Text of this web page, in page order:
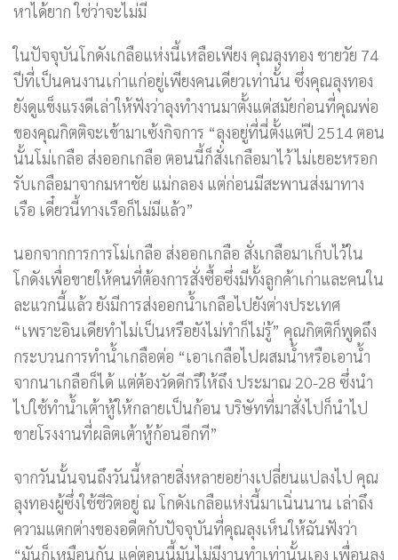
หาได้ยาก ใช่ว่าจะไม่มี
ในปัจจุบันโกดังเกลือแห่งนี้เหลือเพียง คุณลุงทอง ชายวัย 74
ปีที่เป็นคนงานเก่าแก่อยู่เพียงคนเดียวเท่านั้น ซึ่งคุณลุงทอง
ยังดูแข็งแรงดีเล่าให้ฟังว่าลุงทำงานมาตั้งแต่สมัยก่อนที่คุณพ่อ
ของคุณกิตติจะเข้ามาเซ้งกิจการ “ลุงอยู่ที่นี่ตั้งแต่ปี 2514 ตอน
นั้นโม่เกลือ ส่งออกเกลือ ตอนนี้ก็สั่งเกลือมาไว้ ไม่เยอะหรอก
รับเกลือมาจากมหาชัย แม่กลอง แต่ก่อนมีสะพานส่งมาทาง
เรือ เดี๋ยวนี้ทางเรือก็ไม่มีแล้ว”
นอกจากการการโม่เกลือ ส่งออกเกลือ สั่งเกลือมาเก็บไว้ใน
โกดังเพื่อขายให้คนที่ต้องการสั่งซื้อซึ่งมีทั้งลูกค้าเก่าและคนใน
ละแวกนี้แล้ว ยังมีการส่งออกน้ำเกลือไปยังต่างประเทศ
“เพราะอินเดียทำไม่เป็นหรือยังไม่ทำก็ไม่รู้” คุณกิตติก็พูดถึง
กระบวนการทำน้ำเกลือต่อ “เอาเกลือไปผสมน้ำหรือเอาน้ำ
จากนาเกลือก็ได้ แต่ต้องวัดดีกรีให้ถึง ประมาณ 20-28 ซึ่งนำ
ไปใช้ทำน้ำเต้าหู้ให้กลายเป็นก้อน บริษัทที่มาสั่งไปก็นำไป
ขายโรงงานที่ผลิตเต้าหู้ก้อนอีกที”
จากวันนั้นจนถึงวันนี้หลายสิ่งหลายอย่างเปลี่ยนแปลงไป คุณ
ลุงทองผู้ซึ่งใช้ชีวิตอยู่ ณ โกดังเกลือแห่งนี้มาเนิ่นนาน เล่าถึง
ความแตกต่างของอดีตกับปัจจุบันที่คุณลุงเห็นให้ฉันฟังว่า
“มันก็เหมือนกัน แค่ตอนนี้มันไม่มีงานทำเท่านั้นเอง เพื่อนลุง